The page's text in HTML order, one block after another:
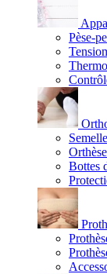
Pèse-
Bottes